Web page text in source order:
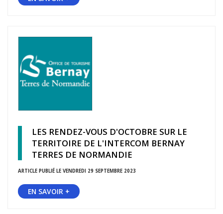
LES RENDEZ-VOUS D'OCTOBRE SUR LE
TERRITOIRE DE L'INTERCOM BERNAY
TERRES DE NORMANDIE
ARTICLE PUBLIÉ LE VENDREDI 29 SEPTEMBRE 2023
EN SAVOIR +